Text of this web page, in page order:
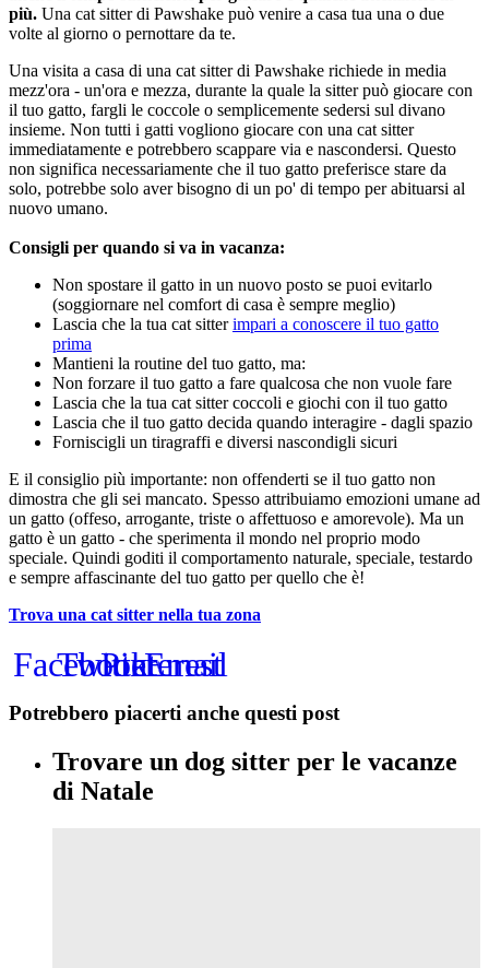
più. Una cat sitter di Pawshake può venire a casa tua una o due
volte al giorno o pernottare da te.
Una visita a casa di una cat sitter di Pawshake richiede in media
mezz'ora - un'ora e mezza, durante la quale la sitter può giocare con
il tuo gatto, fargli le coccole o semplicemente sedersi sul divano
insieme. Non tutti i gatti vogliono giocare con una cat sitter
immediatamente e potrebbero scappare via e nascondersi. Questo
non significa necessariamente che il tuo gatto preferisce stare da
solo, potrebbe solo aver bisogno di un po' di tempo per abituarsi al
nuovo umano.
Consigli per quando si va in vacanza:
Non spostare il gatto in un nuovo posto se puoi evitarlo
(soggiornare nel comfort di casa è sempre meglio)
Lascia che la tua cat sitterimpari a conoscere il tuo gatto
prima
Mantieni la routine del tuo gatto, ma:
Non forzare il tuo gatto a fare qualcosa che non vuole fare
Lascia che la tua cat sitter coccoli e giochi con il tuo gatto
Lascia che il tuo gatto decida quando interagire - dagli spazio
Forniscigli un tiragraffi e diversi nascondigli sicuri
E il consiglio più importante: non offenderti se il tuo gatto non
dimostra che gli sei mancato. Spesso attribuiamo emozioni umane ad
un gatto (offeso, arrogante, triste o affettuoso e amorevole). Ma un
gatto è un gatto - che sperimenta il mondo nel proprio modo
speciale. Quindi goditi il comportamento naturale, speciale, testardo
e sempre affascinante del tuo gatto per quello che è!
Trova una cat sitter nella tua zona
Facebook
Twitter
Pinterest
Email
Potrebbero piacerti anche questi post
Trovare un dog sitter per le vacanze
di Natale